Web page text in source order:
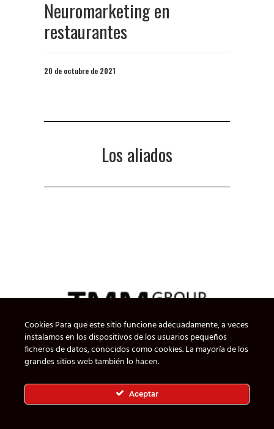
Neuromarketing en
restaurantes
20 de octubre de 2021
Los aliados
Cookies Para que este sitio funcione adecuadamente, a veces
instalamos en los dispositivos de los usuarios pequeños
ficheros de datos, conocidos como cookies. La mayoría de los
grandes sitios web también lo hacen.
Aceptar